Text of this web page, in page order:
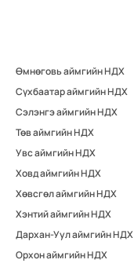
Өмнөговь аймгийн НДХ
Сүхбаатар аймгийн НДХ
Сэлэнгэ аймгийн НДХ
Төв аймгийн НДХ
Увс аймгийн НДХ
Ховд аймгийн НДХ
Хөвсгөл аймгийн НДХ
Хэнтий аймгийн НДХ
Дархан-Уул аймгийн НДХ
Орхон аймгийн НДХ